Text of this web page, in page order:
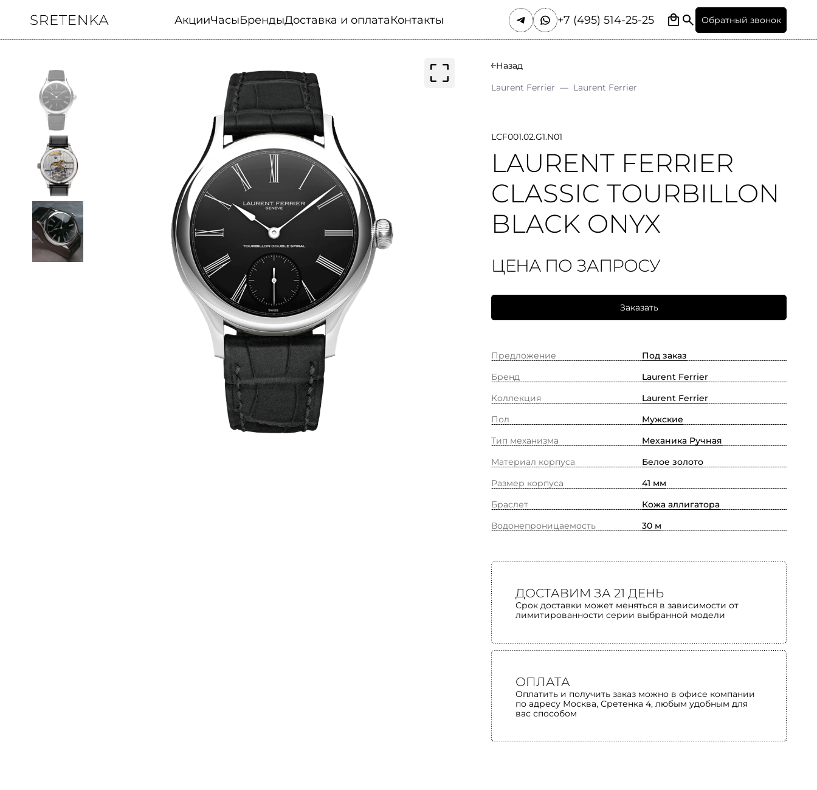
АкцииЧасыБрендыДоставка и оплатаКонтакты +7 (495) 514-25-25 Обратный звонок
Назад
Laurent Ferrier — Laurent Ferrier
LCF001.02.G1.N01
LAURENT FERRIER
CLASSIC TOURBILLON
BLACK ONYX
ЦЕНА ПО ЗАПРОСУ
Заказать
Предложение
Под заказ
Бренд
Laurent Ferrier
Коллекция
Laurent Ferrier
Пол
Мужские
Тип механизма
Механика Ручная
Материал корпуса
Белое золото
Размер корпуса
41 мм
Браслет
Кожа аллигатора
Водонепроницаемость
30 м
ДОСТАВИМ ЗА 21 ДЕНЬ
Срок доставки может меняться в зависимости от
лимитированности серии выбранной модели
ОПЛАТА
Оплатить и получить заказ можно в офисе компании
по адресу Москва, Сретенка 4, любым удобным для
вас способом